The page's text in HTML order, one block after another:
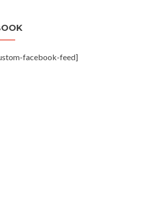
facebook-feed]